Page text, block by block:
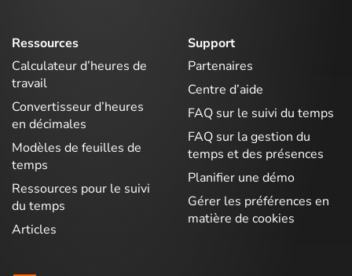
Ressources
Calculateur d’heures de
travail
Convertisseur d’heures
en décimales
Modèles de feuilles de
temps
Ressources pour le suivi
du temps
Articles
Support
Partenaires
Centre d’aide
FAQ sur le suivi du temps
FAQ sur la gestion du
temps et des présences
Planifier une démo
Gérer les préférences en
matière de cookies